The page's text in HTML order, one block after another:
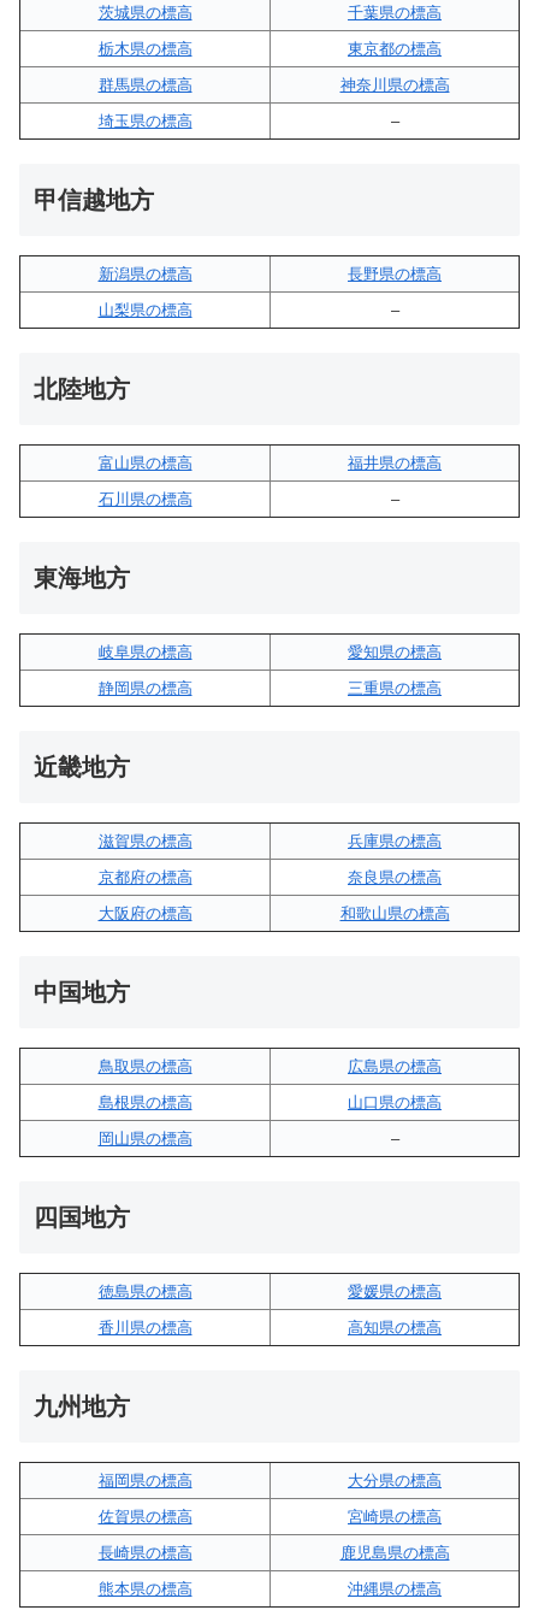
茨城県の標高
千葉県の標高
栃木県の標高
東京都の標高
群馬県の標高
神奈川県の標高
埼玉県の標高
–
甲信越地方
新潟県の標高
長野県の標高
山梨県の標高
–
北陸地方
富山県の標高
福井県の標高
石川県の標高
–
東海地方
岐阜県の標高
愛知県の標高
静岡県の標高
三重県の標高
近畿地方
滋賀県の標高
兵庫県の標高
京都府の標高
奈良県の標高
大阪府の標高
和歌山県の標高
中国地方
鳥取県の標高
広島県の標高
島根県の標高
山口県の標高
岡山県の標高
–
四国地方
徳島県の標高
愛媛県の標高
香川県の標高
高知県の標高
九州地方
福岡県の標高
大分県の標高
佐賀県の標高
宮崎県の標高
長崎県の標高
鹿児島県の標高
熊本県の標高
沖縄県の標高